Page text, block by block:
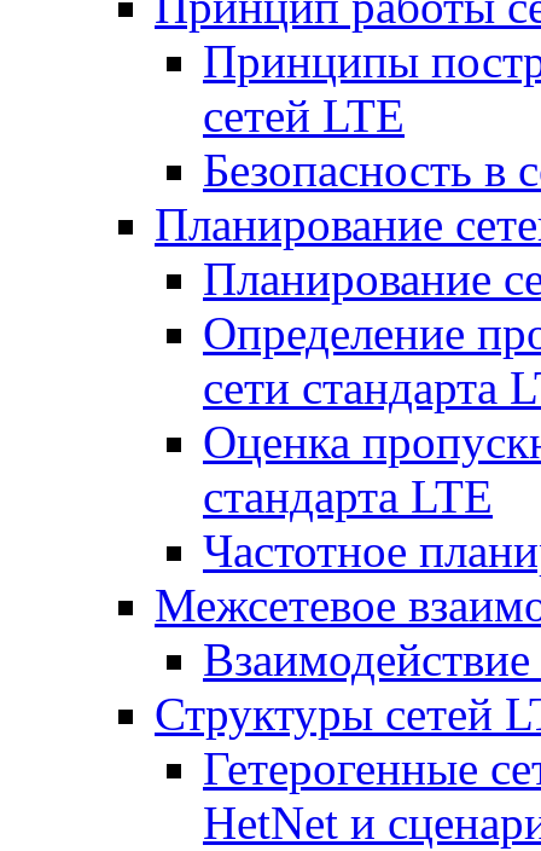
Принципы
сетей LTE
Безопасность в
Планирование
Планирование
Определение
сети стандарта
Оценка
стандарта LTE
Частотное
Межсетевое
Структуры сетей
Гетерогенные
HetNet и